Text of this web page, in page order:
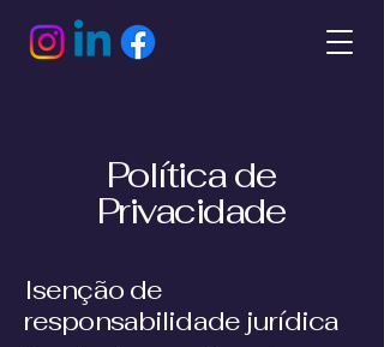
Política de
Privacidade
Isenção de
responsabilidade jurídica